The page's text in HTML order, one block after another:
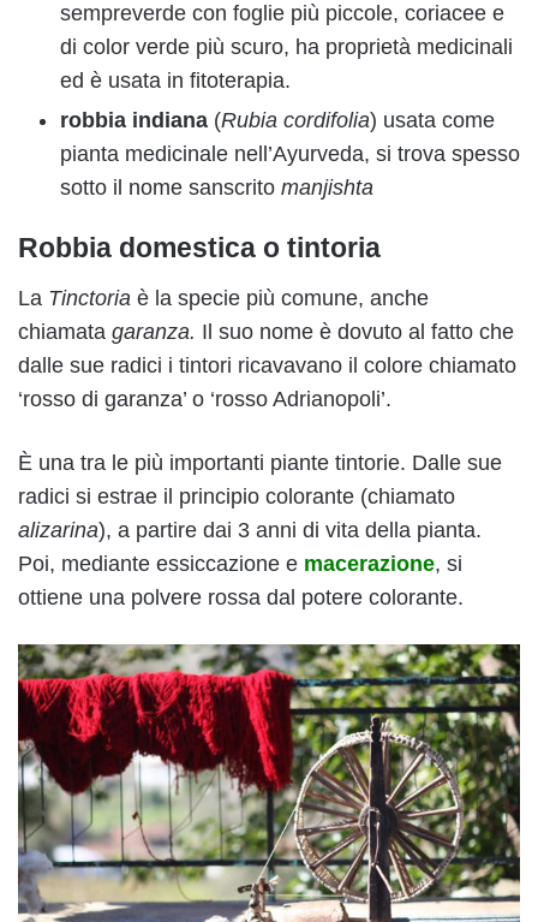
sempreverde con foglie più piccole, coriacee e
di color verde più scuro, ha proprietà medicinali
ed è usata in fitoterapia.
robbia indiana (Rubia cordifolia) usata come
pianta medicinale nell’Ayurveda, si trova spesso
sotto il nome sanscrito manjishta
Robbia domestica o tintoria
La Tinctoria è la specie più comune, anche
chiamata garanza. Il suo nome è dovuto al fatto che
dalle sue radici i tintori ricavavano il colore chiamato
‘rosso di garanza’ o ‘rosso Adrianopoli’.
È una tra le più importanti piante tintorie. Dalle sue
radici si estrae il principio colorante (chiamato
alizarina), a partire dai 3 anni di vita della pianta.
Poi, mediante essiccazione e macerazione, si
ottiene una polvere rossa dal potere colorante.